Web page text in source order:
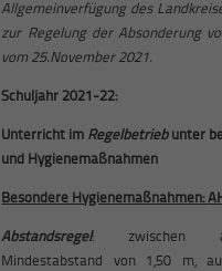
Allgemeinverfügung des
zur Regelung der Absonderung
vom 25.November 2021.
Schuljahr 2021-22:
Unterricht im Regelbetriebunter
und Hygienemaßnahmen
Besondere Hygienemaßnahmen:
Abstandsregel: zwischen
Mindestabstand von 1,50 m,